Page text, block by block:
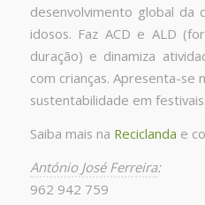
desenvolvimento global
idosos. Faz ACD e ALD
duração) e dinamiza
com crianças. Apresenta-se
sustentabilidade em festivais.
Saiba mais na Reciclanda e
António José Ferreira:
962 942 759